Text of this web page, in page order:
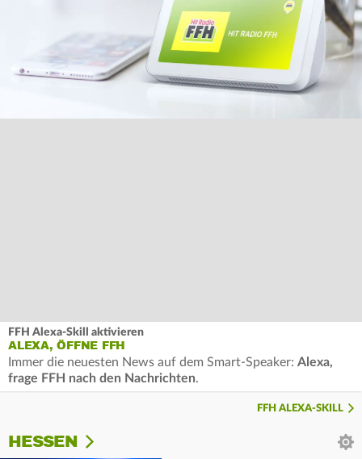
FFH Alexa-Skill aktivieren
ALEXA, ÖFFNE FFH
Immer die neuesten News auf dem Smart-Speaker: Alexa,
frage FFH nach den Nachrichten.
FFH ALEXA-SKILL
HESSEN